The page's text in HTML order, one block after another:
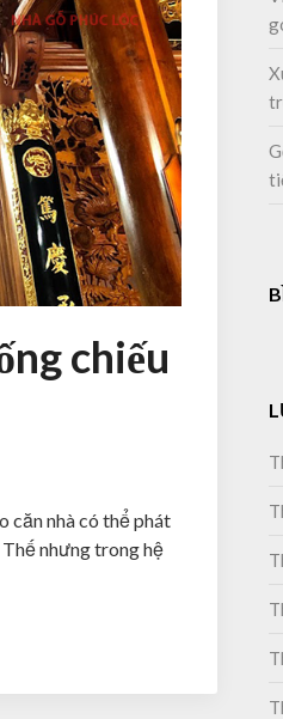
chiếu
căn nhà có thể phát
nhưng trong hệ